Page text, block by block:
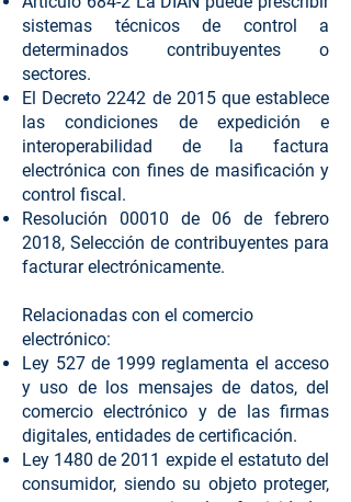
sistemas técnicos de control a
determinados contribuyentes o
sectores.
El Decreto 2242 de 2015 que establece
las condiciones de expedición e
interoperabilidad de la factura
electrónica con fines de masificación y
control fiscal.
Resolución 00010 de 06 de febrero
2018, Selección de contribuyentes para
facturar electrónicamente.
Relacionadas con el comercio
electrónico:
Ley 527 de 1999 reglamenta el acceso
y uso de los mensajes de datos, del
comercio electrónico y de las firmas
digitales, entidades de certificación.
Ley 1480 de 2011 expide el estatuto del
consumidor, siendo su objeto proteger,